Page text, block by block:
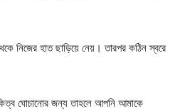
নিজের হাত ছাড়িয়ে নেয়। তারপর কঠিন স্বরে
ঘোচানোর জন্য তাহলে আপনি আমাকে